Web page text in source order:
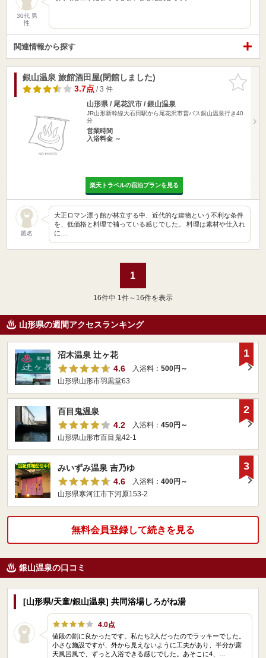
30代 男
性
関連情報から探す
お気に入
りに追加
銀山温泉 旅館酒田屋(閉館しました)
3.7点/ 3 件
山形県 / 尾花沢市 / 銀山温泉
JR山形新幹線大石田駅から尾花沢市営バス銀山温泉行き40
分
営業時間
入浴料金 ～
楽天トラベルの宿泊プランを見る
匿名
大正ロマン漂う館が林立する中、近代的な建物という不利な条件
を、低価格と料理で補っている感じでした。 料理は素材や仕入れ
に…
1
16件中 1件～16件を表示
山形県の週間アクセスランキング
沼木温泉 辻ヶ花
4.6
入浴料： 500円～
山形県山形市羽黒堂63
1
百目鬼温泉
4.2
入浴料： 450円～
山形県山形市百目鬼42-1
2
みいずみ温泉 吉乃ゆ
4.6
入浴料： 400円～
山形県寒河江市下河原153-2
3
無料会員登録して続きを見る
銀山温泉の口コミ
[山形県/天童/銀山温泉] 共同浴場しろがね湯
4.0点
値段の割に良かったです。私たち2人だったのでラッキーでした。
小さな施設ですが、外から見えないように工夫があり、半分が露
天風呂風で、ずっと入浴できる感じでした。あそこに4、…